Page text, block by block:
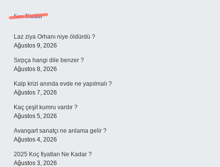
Sidebar
Son Yazılar
Laz ziya Orhanı niye öldürdü ?
Ağustos 9, 2026
Sırpça hangi dile benzer ?
Ağustos 8, 2026
Kalp krizi anında evde ne yapılmalı ?
Ağustos 7, 2026
Kaç çeşit kumru vardır ?
Ağustos 5, 2026
Avangart sanatçı ne anlama gelir ?
Ağustos 4, 2026
2025 Koç fiyatları Ne Kadar ?
Ağustos 3, 2026